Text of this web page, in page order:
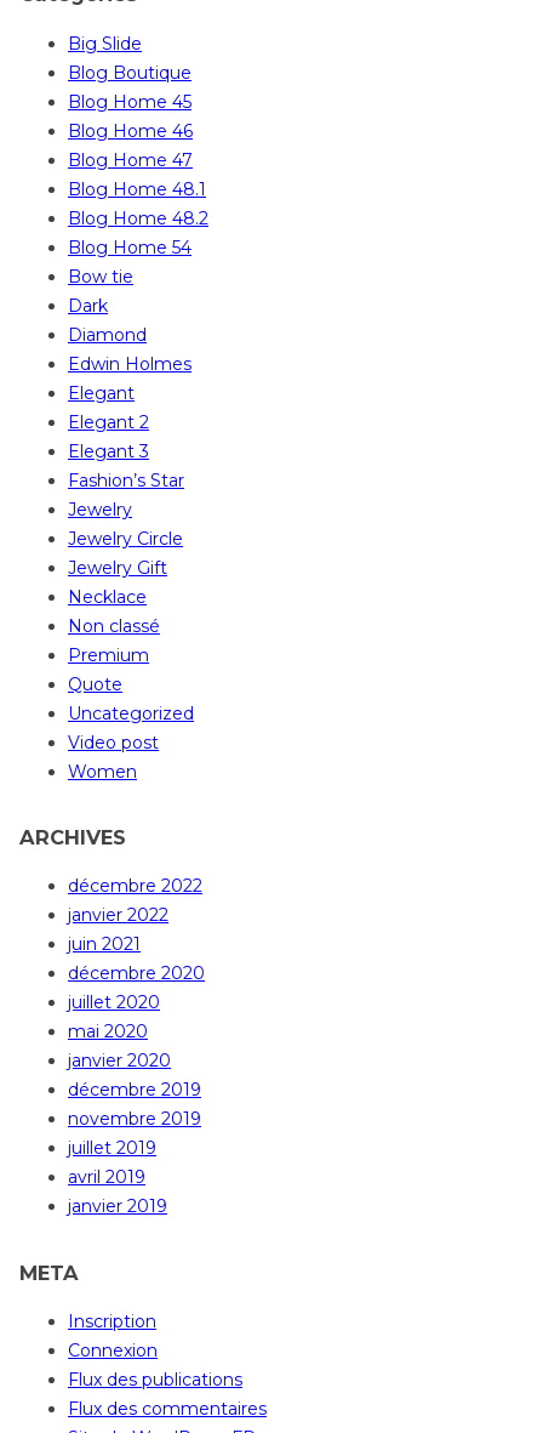
Big Slide
Blog Boutique
Blog Home 45
Blog Home 46
Blog Home 47
Blog Home 48.1
Blog Home 48.2
Blog Home 54
Bow tie
Dark
Diamond
Edwin Holmes
Elegant
Elegant 2
Elegant 3
Fashion’s Star
Jewelry
Jewelry Circle
Jewelry Gift
Necklace
Non classé
Premium
Quote
Uncategorized
Video post
Women
ARCHIVES
décembre 2022
janvier 2022
juin 2021
décembre 2020
juillet 2020
mai 2020
janvier 2020
décembre 2019
novembre 2019
juillet 2019
avril 2019
janvier 2019
META
Inscription
Connexion
Flux des publications
Flux des commentaires